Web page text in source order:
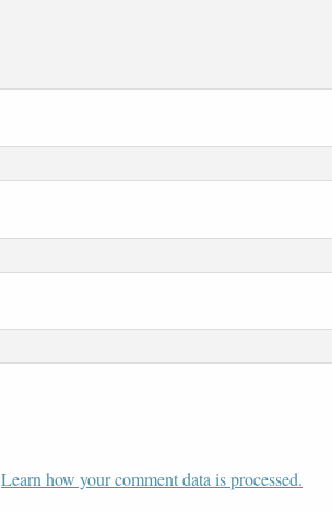
Learn how your comment data is processed.